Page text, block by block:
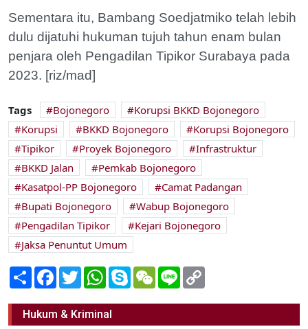
Sementara itu, Bambang Soedjatmiko telah lebih
dulu dijatuhi hukuman tujuh tahun enam bulan
penjara oleh Pengadilan Tipikor Surabaya pada
2023. [riz/mad]
Tags Bojonegoro
Korupsi BKKD Bojonegoro
Korupsi
BKKD Bojonegoro
Korupsi Bojonegoro
Tipikor
Proyek Bojonegoro
Infrastruktur
BKKD Jalan
Pemkab Bojonegoro
Kasatpol-PP Bojonegoro
Camat Padangan
Bupati Bojonegoro
Wabup Bojonegoro
Pengadilan Tipikor
Kejari Bojonegoro
Jaksa Penuntut Umum
Share Facebook
TwitterWhatsApp
SkypeWeChatLine
Hukum & Kriminal